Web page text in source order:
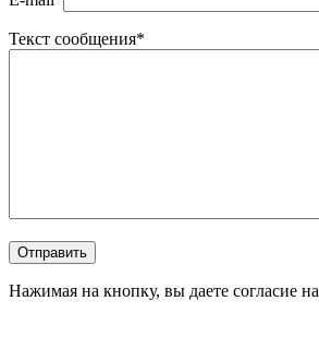
Текст сообщения*
Оставьте это поле пустым.
Отправить
Нажимая на кнопку, вы даете согласие на